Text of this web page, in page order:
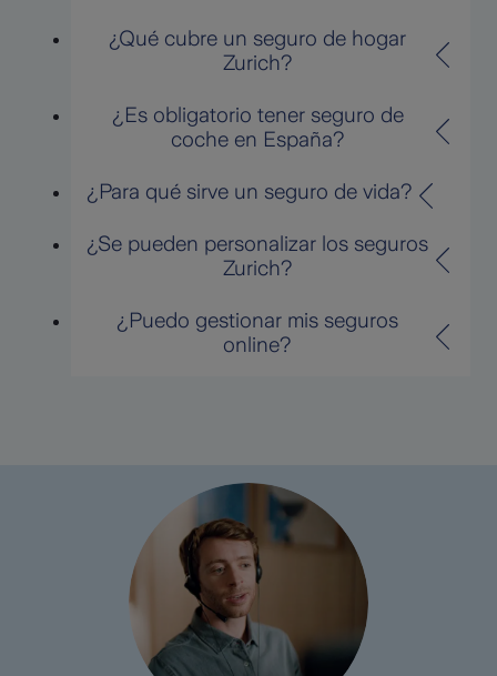
¿Qué cubre un seguro de hogar
Zurich?
¿Es obligatorio tener seguro de
coche en España?
¿Para qué sirve un seguro de vida?
¿Se pueden personalizar los seguros
Zurich?
¿Puedo gestionar mis seguros
online?